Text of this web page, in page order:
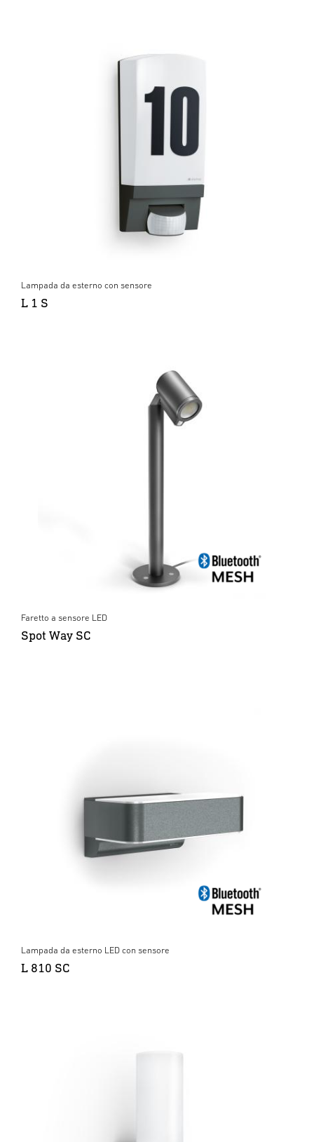
Lampada da esterno con sensore
L 1 S
Faretto a sensore LED
Spot Way SC
Lampada da esterno LED con sensore
L 810 SC